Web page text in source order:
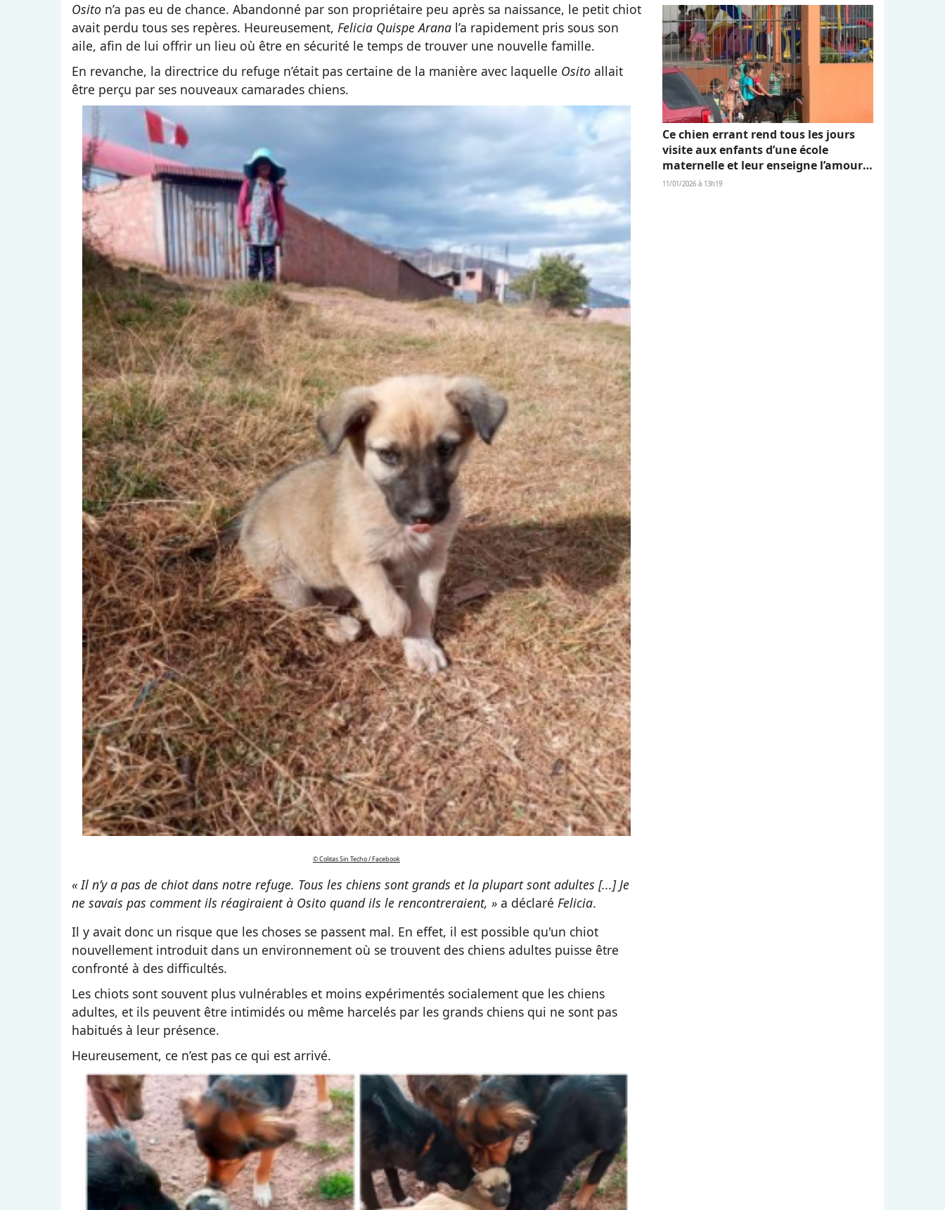
Osito n’a pas eu de chance. Abandonné par son propriétaire peu après sa naissance, le petit chiot
avait perdu tous ses repères. Heureusement, Felicia Quispe Arana l’a rapidement pris sous son
aile, afin de lui offrir un lieu où être en sécurité le temps de trouver une nouvelle famille.
En revanche, la directrice du refuge n’était pas certaine de la manière avec laquelle Osito allait
être perçu par ses nouveaux camarades chiens.
© Colitas Sin Techo / Facebook
« Il n’y a pas de chiot dans notre refuge. Tous les chiens sont grands et la plupart sont adultes [...] Je
ne savais pas comment ils réagiraient à Osito quand ils le rencontreraient, » a déclaré Felicia.
Il y avait donc un risque que les choses se passent mal. En effet, il est possible qu'un chiot
nouvellement introduit dans un environnement où se trouvent des chiens adultes puisse être
confronté à des difficultés.
Les chiots sont souvent plus vulnérables et moins expérimentés socialement que les chiens
adultes, et ils peuvent être intimidés ou même harcelés par les grands chiens qui ne sont pas
habitués à leur présence.
Heureusement, ce n’est pas ce qui est arrivé.
Ce chien errant rend tous les jours
visite aux enfants d’une école
maternelle et leur enseigne l’amour
et l’empathie (vidéo)
11/01/2026 à 13h19